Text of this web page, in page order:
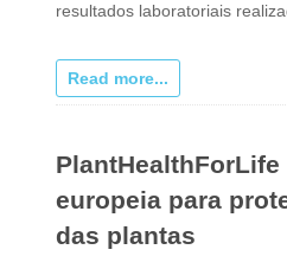
resultados laboratoriais
Read more...
europeia para
das plantas